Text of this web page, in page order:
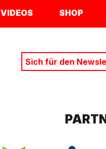
VIDEOS SHOP
Sich für den